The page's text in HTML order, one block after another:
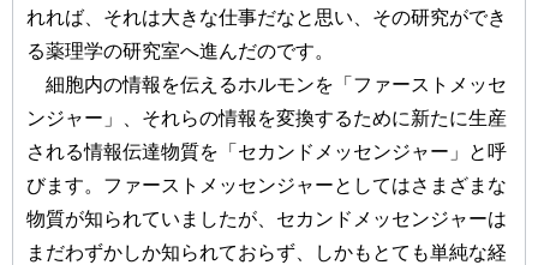
れれば、それは大きな仕事だなと思い、その研究ができ
る薬理学の研究室へ進んだのです。
細胞内の情報を伝えるホルモンを「ファーストメッセ
ンジャー」、それらの情報を変換するために新たに生産
される情報伝達物質を「セカンドメッセンジャー」と呼
びます。ファーストメッセンジャーとしてはさまざまな
物質が知られていましたが、セカンドメッセンジャーは
まだわずかしか知られておらず、しかもとても単純な経